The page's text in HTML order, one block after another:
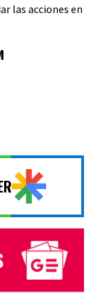
las acciones en